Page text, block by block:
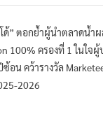
100% ครองที่ 1 ในใจผู้บ
ซ้อน คว้ารางวัล
2026